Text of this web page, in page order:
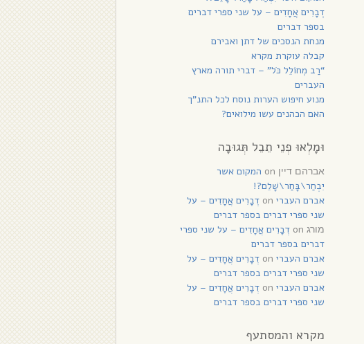
דְבָרִים אֲחָדִים – על שני ספרי דברים
בספר דברים
מנחת הנסכים של דתן ואבירם
קבלה עוקרת מקרא
“רַב מְחוֹלֵל כֹּל” – דברי תורה מארץ
העברים
מנוע חיפוש הערות נוסח לכל התנ”ך
האם הכהנים עשו מילואים?
וּמָלְאוּ פְנֵי תֵבֵל תְּגוּבָה
אברהם דיין
המקום אשר
יִבְחַר\בָּחַר\שָׁלֵם?!
אברם העברי
דְבָרִים אֲחָדִים – על
שני ספרי דברים בספר דברים
מורג
דְבָרִים אֲחָדִים – על שני ספרי
דברים בספר דברים
אברם העברי
דְבָרִים אֲחָדִים – על
שני ספרי דברים בספר דברים
אברם העברי
דְבָרִים אֲחָדִים – על
שני ספרי דברים בספר דברים
מקרא והמסתעף